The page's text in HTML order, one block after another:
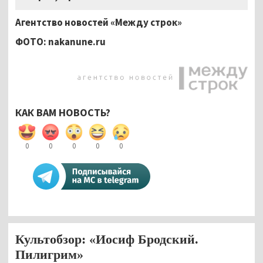
Агентство новостей «Между строк»
ФОТО: nakanune.ru
КАК ВАМ НОВОСТЬ?
0 0 0 0 0
Культобзор: «Иосиф Бродский.
Пилигрим»